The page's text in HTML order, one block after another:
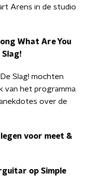
Arens in de studio
What Are You
Slag! mochten
van het programma
over de
voor meet &
op Simple